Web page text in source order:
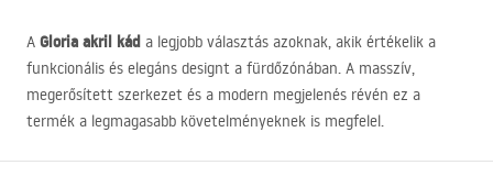
A Gloria akril kád a legjobb választás azoknak, akik értékelik a
funkcionális és elegáns designt a fürdőzónában. A masszív,
megerősített szerkezet és a modern megjelenés révén ez a
termék a legmagasabb követelményeknek is megfelel.